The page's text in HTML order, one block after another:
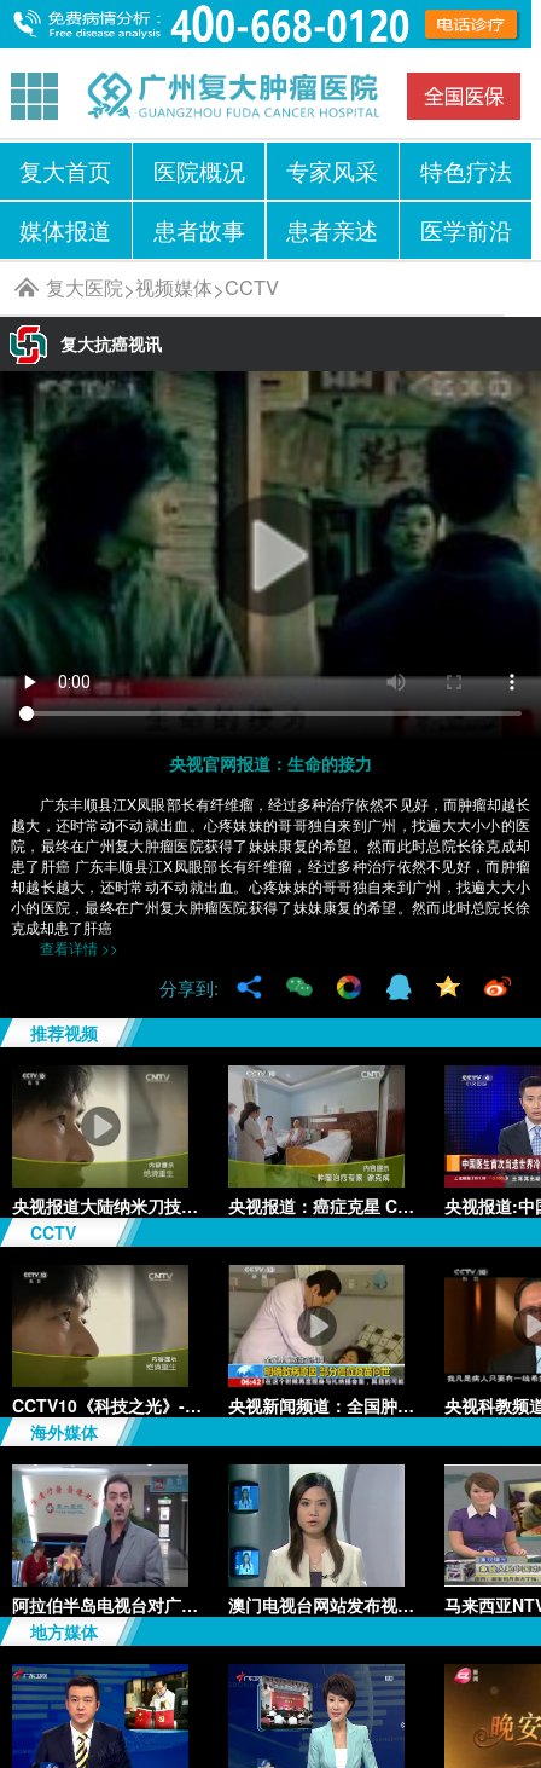
复大首页 医院概况 专家风采
特色疗法
媒体报道
患者故事 患者亲述 医学前沿
复大医院>视频媒体>CCTV
复大抗癌视讯
央视官网报道：生命的接力
广东丰顺县江X凤眼部长有纤维瘤，经过多种治疗依然不见好，而肿瘤却越长
越大，还时常动不动就出血。心疼妹妹的哥哥独自来到广州，找遍大大小小的医
院，最终在广州复大肿瘤医院获得了妹妹康复的希望。然而此时总院长徐克成却
患了肝癌 广东丰顺县江X凤眼部长有纤维瘤，经过多种治疗依然不见好，而肿瘤
却越长越大，还时常动不动就出血。心疼妹妹的哥哥独自来到广州，找遍大大小
小的医院，最终在广州复大肿瘤医院获得了妹妹康复的希望。然而此时总院长徐
克成却患了肝癌
查看详情 >>
分享到:
推荐视频
央视报道大陆纳米刀技术手术：绝
央视报道：癌症克星 CCC+P治疗
CCTV
CCTV10《科技之光》-绝境重生
央视新闻频道：全国肿瘤防治宣传
海外媒体
阿拉伯半岛电视台对广州复大的专
澳门电视台网站发布视频《学者推
地方媒体